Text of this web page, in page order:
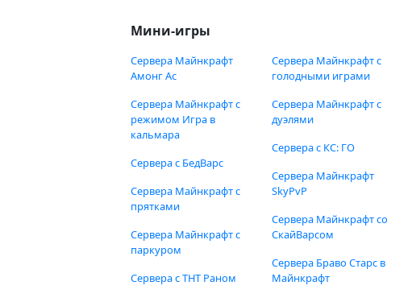
Мини-игры
Сервера Майнкрафт
Амонг Ас
Сервера Майнкрафт с
режимом Игра в
кальмара
Сервера с БедВарс
Сервера Майнкрафт с
прятками
Сервера Майнкрафт с
паркуром
Сервера с ТНТ Раном
Сервера Майнкрафт с
голодными играми
Сервера Майнкрафт с
дуэлями
Сервера с КС: ГО
Сервера Майнкрафт
SkyPvP
Сервера Майнкрафт со
СкайВарсом
Сервера Браво Старс в
Майнкрафт